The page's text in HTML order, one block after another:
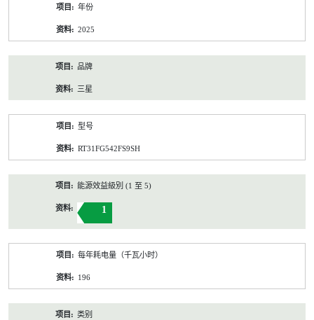
年份
2025
品牌
三星
型号
RT31FG542FS9SH
能源效益級別 (1 至 5)
1
每年耗电量（千瓦小时）
196
类别